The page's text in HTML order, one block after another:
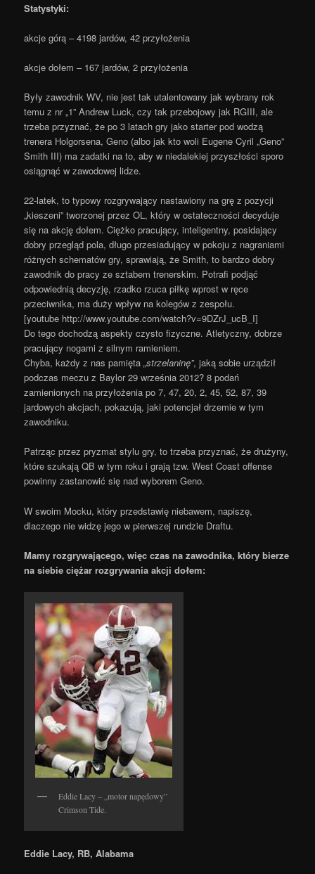
Statystyki:
akcje górą – 4198 jardów, 42 przyłożenia
akcje dołem – 167 jardów, 2 przyłożenia
Były zawodnik WV, nie jest tak utalentowany jak wybrany rok
temu z nr „1” Andrew Luck, czy tak przebojowy jak RGIII, ale
trzeba przyznać, że po 3 latach gry jako starter pod wodzą
trenera Holgorsena, Geno (albo jak kto woli Eugene Cyril „Geno”
Smith III) ma zadatki na to, aby w niedalekiej przyszłości sporo
osiągnąć w zawodowej lidze.
22-latek, to typowy rozgrywający nastawiony na grę z pozycji
„kieszeni” tworzonej przez OL, który w ostateczności decyduje
się na akcję dołem. Ciężko pracujący, inteligentny, posidający
dobry przegląd pola, długo przesiadujący w pokoju z nagraniami
różnych schematów gry, sprawiają, że Smith, to bardzo dobry
zawodnik do pracy ze sztabem trenerskim. Potrafi podjąć
odpowiednią decyzję, rzadko rzuca piłkę wprost w ręce
przeciwnika, ma duży wpływ na kolegów z zespołu.
[youtube http://www.youtube.com/watch?v=9DZrJ_ucB_I]
Do tego dochodzą aspekty czysto fizyczne. Atletyczny, dobrze
pracujący nogami z silnym ramieniem.
Chyba, każdy z nas pamięta„strzelaninę”, jaką sobie urządził
podczas meczu z Baylor 29 września 2012? 8 podań
zamienionych na przyłożenia po 7, 47, 20, 2, 45, 52, 87, 39
jardowych akcjach, pokazują, jaki potencjał drzemie w tym
zawodniku.
Patrząc przez pryzmat stylu gry, to trzeba przyznać, że drużyny,
które szukają QB w tym roku i grają tzw. West Coast offense
powinny zastanowić się nad wyborem Geno.
W swoim Mocku, który przedstawię niebawem, napiszę,
dlaczego nie widzę jego w pierwszej rundzie Draftu.
Mamy rozgrywającego, więc czas na zawodnika, który bierze
na siebie ciężar rozgrywania akcji dołem:
Eddie Lacy – „motor napędowy”
Crimson Tide.
Eddie Lacy, RB, Alabama